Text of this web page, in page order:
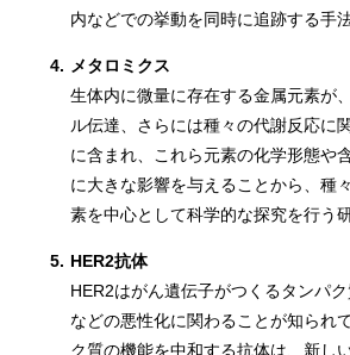
内などでの挙動を同時に追跡する手法
4. メタロミクス
生体内に微量に存在する金属元素が
ル伝達、さらには種々の代謝反応に
に含まれ、これら元素の化学形態や
に大きな影響を与えることから、種
素を中心として科学的な探究を行う
5. HER2抗体
HER2はがん遺伝子がつくるタンパ
などの悪性化に関わることが知られ
ク質の機能を中和する抗体は、新し